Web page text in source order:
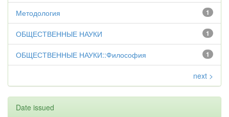
1
Методология
1
ОБЩЕСТВЕННЫЕ НАУКИ
1
ОБЩЕСТВЕННЫЕ НАУКИ::Философия
next >
Date issued